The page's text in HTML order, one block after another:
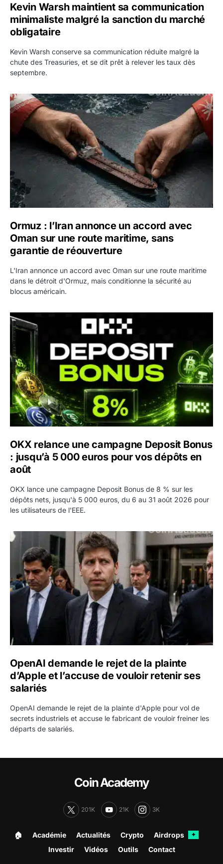
Kevin Warsh maintient sa communication
minimaliste malgré la sanction du marché
obligataire
Kevin Warsh conserve sa communication réduite malgré la
chute des Treasuries, et se dit prêt à relever les taux dès
septembre.
Ormuz : l’Iran annonce un accord avec Oman sur une
Ormuz : l’Iran annonce un accord avec
Oman sur une route maritime, sans
garantie de réouverture
L'Iran annonce un accord avec Oman sur une route maritime
dans le détroit d'Ormuz, mais conditionne la sécurité au
blocus américain.
OKX relance une campagne Deposit Bonus : jusqu’à 5
OKX relance une campagne Deposit Bonus
: jusqu’à 5 000 euros pour vos dépôts en
août
OKX lance une campagne Deposit Bonus de 8 % sur les
dépôts nets, jusqu'à 5 000 euros, du 6 au 31 août 2026 pour
les utilisateurs de l'EEE.
OpenAI demande le rejet de la plainte d’Apple et
OpenAI demande le rejet de la plainte
d’Apple et l’accuse de vouloir retenir ses
salariés
OpenAI demande le rejet de la plainte d'Apple pour vol de
secrets industriels et accuse le fabricant de vouloir freiner les
départs de salariés.
Coin Academy
201K 21K 3K
🏠︎ Académie Actualités Crypto Airdrops ✦
Investir Vidéos Outils Contact